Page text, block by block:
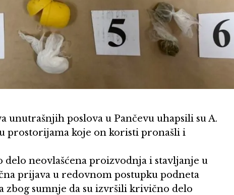
unutrašnjih poslova u Pančevu uhapsili su A.
prostorijama koje on koristi pronašli i
neovlašćena proizvodnja i stavljanje u
prijava u redovnom postupku podneta
zbog sumnje da su izvršili krivično delo